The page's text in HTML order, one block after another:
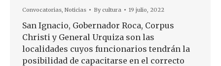
Convocatorias, Noticias Bycultura 19 julio, 2022
San Ignacio, Gobernador Roca, Corpus
Christi y General Urquiza son las
localidades cuyos funcionarios tendrán la
posibilidad de capacitarse en el correcto